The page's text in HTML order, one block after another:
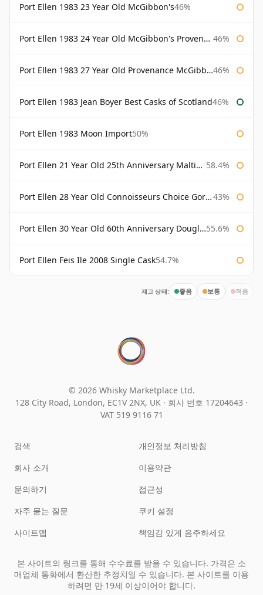
Port Ellen 1983 23 Year Old McGibbon's46%
Port Ellen 1983 24 Year Old McGibbon's Provenance 46%
Port Ellen 1983 27 Year Old Provenance McGibbon's 46%
Port Ellen 1983 Jean Boyer Best Casks of Scotland46%
Port Ellen 1983 Moon Import50%
Port Ellen 21 Year Old 25th Anniversary Maltings 58.4%
Port Ellen 28 Year Old Connoisseurs Choice Gordon & MacPhail 43%
Port Ellen 30 Year Old 60th Anniversary Douglas Laing 55.6%
Port Ellen Feis Ile 2008 Single Cask54.7%
재고 상태: 좋음 보통 적음
© 2026 Whisky Marketplace Ltd.
128 City Road, London, EC1V 2NX, UK · 회사 번호 17204643 ·
VAT 519 9116 71
검색
회사 소개
문의하기
자주 묻는 질문
사이트맵
개인정보 처리방침
이용약관
접근성
쿠키 설정
책임감 있게 음주하세요
본 사이트의 링크를 통해 수수료를 받을 수 있습니다. 가격은 소
매업체 통화에서 환산한 추정치일 수 있습니다. 본 사이트를 이용
하려면 만 19세 이상이어야 합니다.